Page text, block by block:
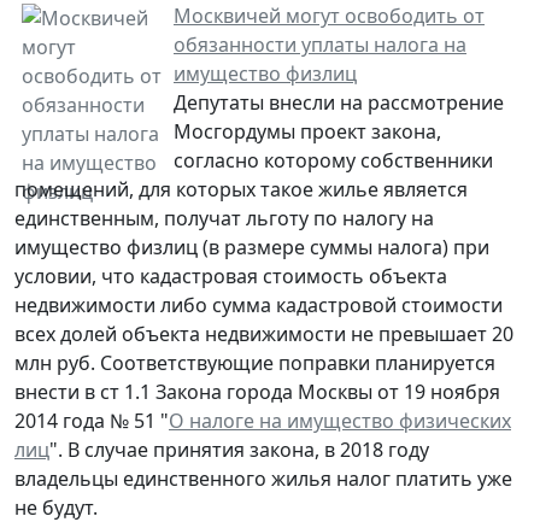
Москвичей могут освободить от
обязанности уплаты налога на
имущество физлиц
Депутаты внесли на рассмотрение
Мосгордумы проект закона,
согласно которому собственники
помещений, для которых такое жилье является
единственным, получат льготу по налогу на
имущество физлиц (в размере суммы налога) при
условии, что кадастровая стоимость объекта
недвижимости либо сумма кадастровой стоимости
всех долей объекта недвижимости не превышает 20
млн руб. Соответствующие поправки планируется
внести в ст 1.1 Закона города Москвы от 19 ноября
2014 года № 51 "О налоге на имущество физических
лиц". В случае принятия закона, в 2018 году
владельцы единственного жилья налог платить уже
не будут.